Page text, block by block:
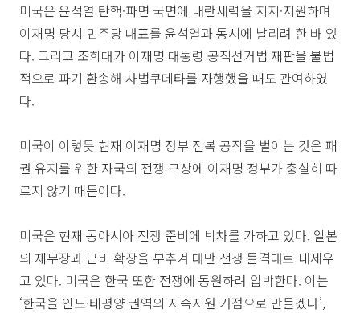
미국은 윤석열 탄핵·파면 국면에 내란세력을 지지·지원하며
이재명 당시 민주당 대표를 윤석열과 동시에 날리려 한 바 있
다. 그리고 조희대가 이재명 대통령 공직선거법 재판을 불법
적으로 파기 환송해 사법쿠데타를 자행했을 때도 관여하였
다.
미국이 이렇듯 현재 이재명 정부 전복 공작을 벌이는 것은 패
권 유지를 위한 자국의 전쟁 구상에 이재명 정부가 충실히 따
르지 않기 때문이다.
미국은 현재 동아시아 전쟁 준비에 박차를 가하고 있다. 일본
의 재무장과 군비 확장을 부추겨 대만 전쟁 돌격대로 내세우
고 있다. 미국은 한국 또한 전쟁에 동원하려 압박한다. 이는
‘한국을 인도·태평양 권역의 지속지원 거점으로 만들겠다’,